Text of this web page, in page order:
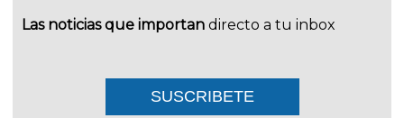
Las noticias que importan directo a tu inbox
SUSCRIBETE